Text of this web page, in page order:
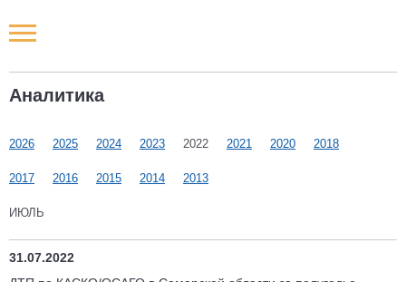
Аналитика
2026 2025 2024 2023 2022 2021 2020 2018
2017 2016 2015 2014 2013
ИЮЛЬ
31.07.2022
Новости РФ
Наши мероприятия
Статьи